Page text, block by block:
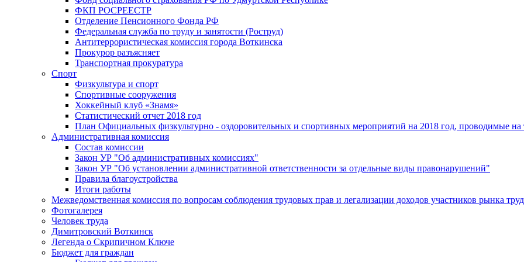
ФКП РОСРЕЕСТР
Отделение Пенсионного Фонда РФ
Федеральная служба по труду и занятости (Роструд)
Антитеррористическая комиссия города Воткинска
Прокурор разъясняет
Транспортная прокуратура
Спорт
Физкультура и спорт
Спортивные сооружения
Хоккейный клуб «Знамя»
Статистический отчет 2018 год
План Официальных физкультурно - оздоровительных и спортивных мероприятий на 2018 год, проводимые
Административная комиссия
Состав комиссии
Закон УР "Об административных комиссиях"
Закон УР "Об установлении административной ответственности за отдельные виды правонарушений"
Правила благоустройства
Итоги работы
Межведомственная комиссия по вопросам соблюдения трудовых прав и легализации доходов участников рынка
Фотогалерея
Человек труда
Димитровский Воткинск
Легенда о Скрипичном Ключе
Бюджет для граждан